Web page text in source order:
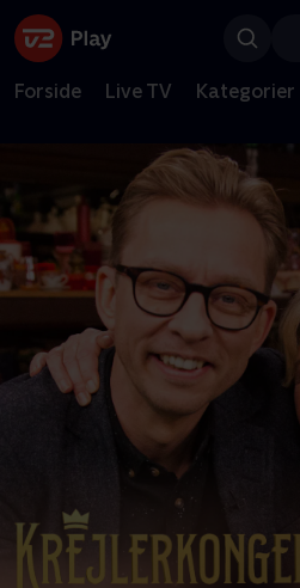
Forside Live TV Kategorier